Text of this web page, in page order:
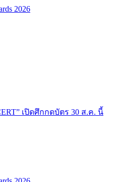
2026
เปิดศึกกดบัตร 30 ส.ค. นี้